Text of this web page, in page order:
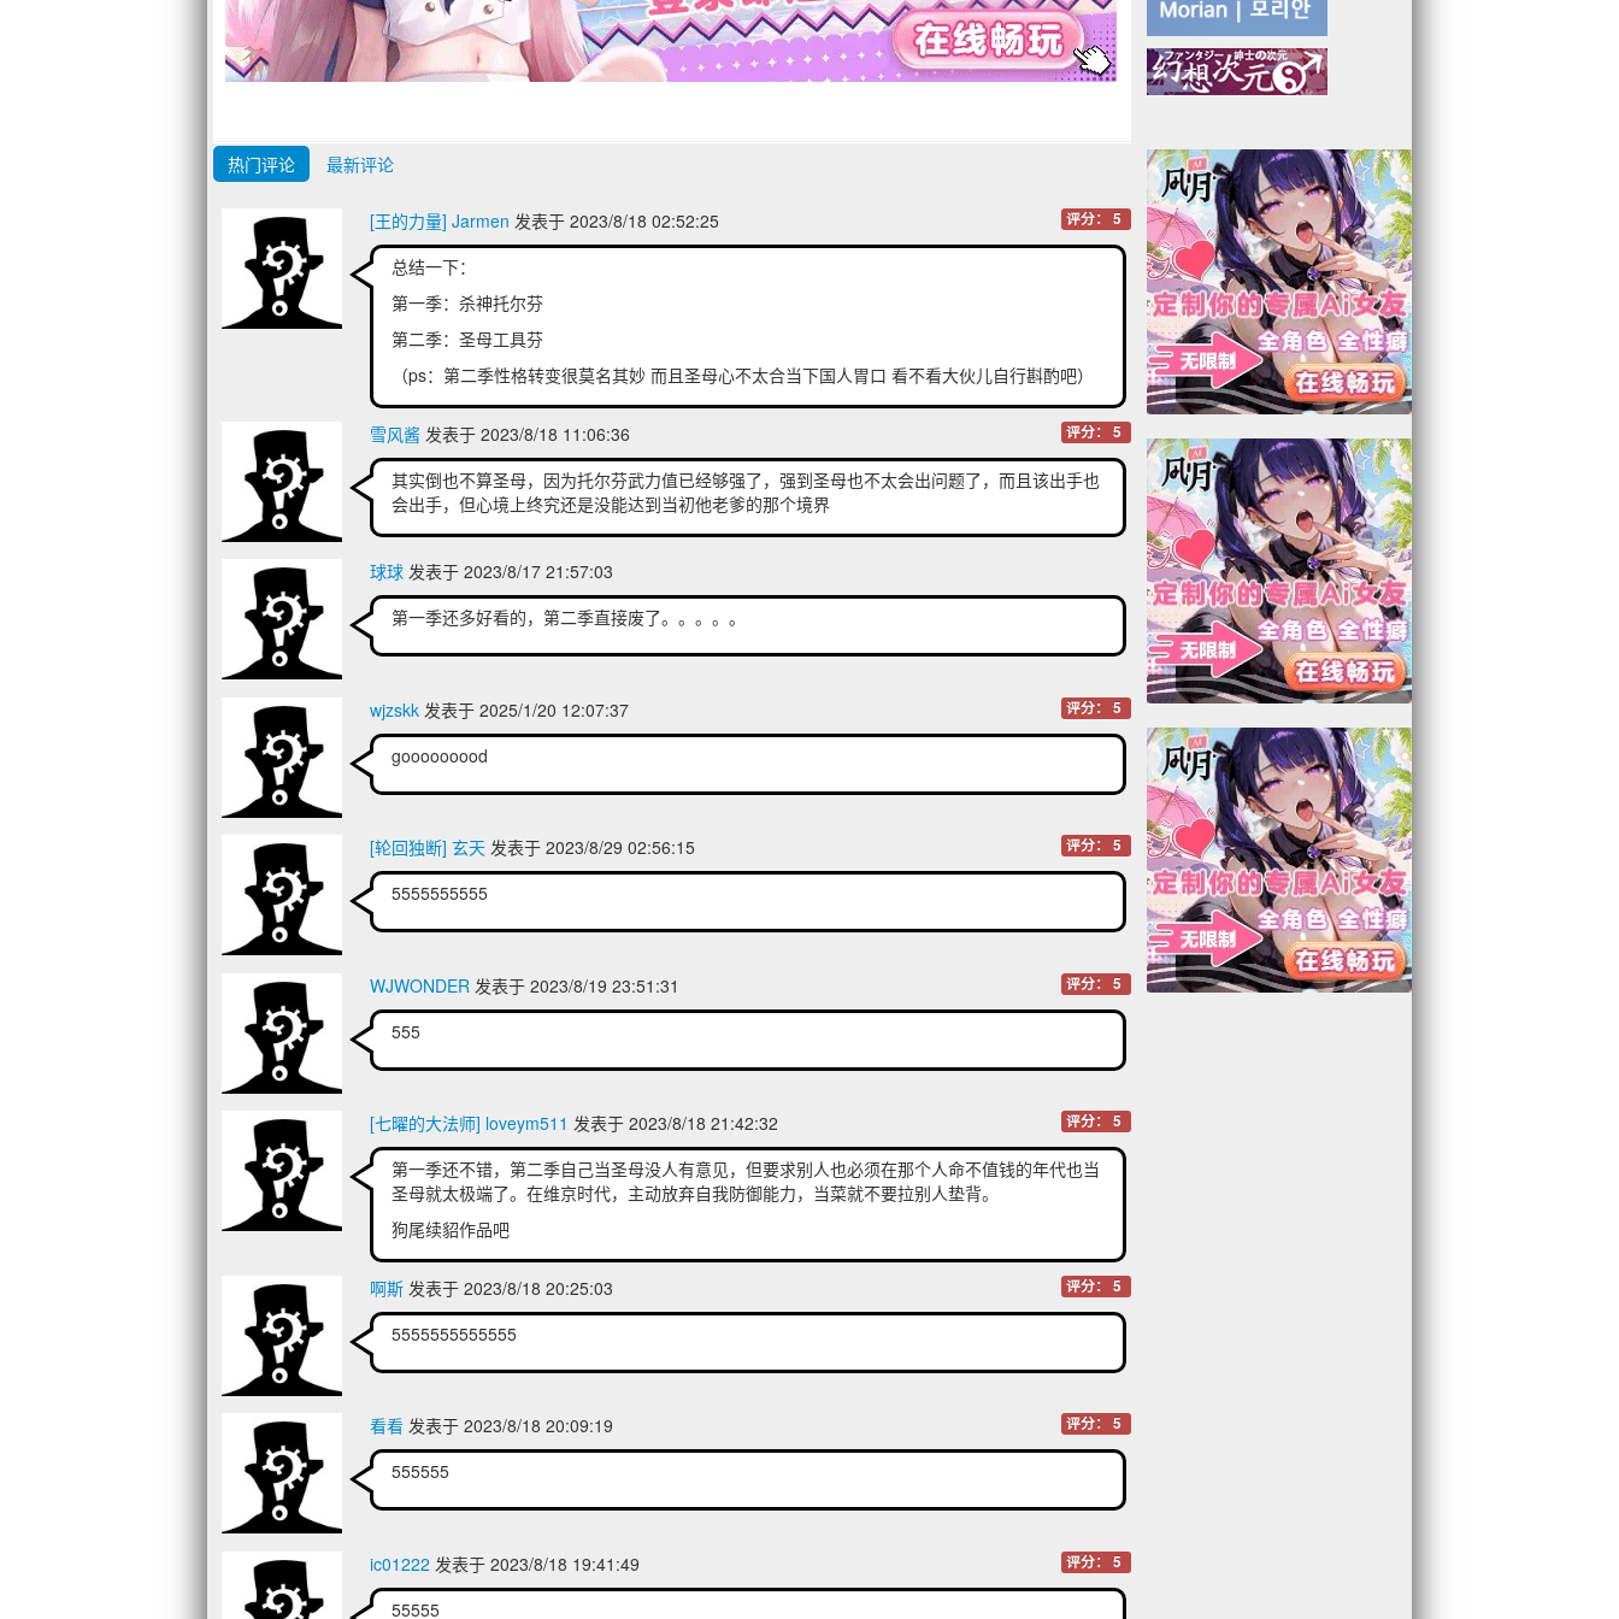
热门评论 最新评论
[王的力量] Jarmen 发表于 2023/8/18 02:52:25 评分： 5
总结一下：
第一季：杀神托尔芬
第二季：圣母工具芬
（ps：第二季性格转变很莫名其妙 而且圣母心不太合当下国人胃口 看不看大伙儿自行斟酌吧）
雪风酱发表于 2023/8/18 11:06:36 评分： 5
其实倒也不算圣母，因为托尔芬武力值已经够强了，强到圣母也不太会出问题了，而且该出手也
会出手，但心境上终究还是没能达到当初他老爹的那个境界
球球发表于 2023/8/17 21:57:03
第一季还多好看的，第二季直接废了。。。。。
wjzskk发表于 2025/1/20 12:07:37 评分： 5
gooooooood
[轮回独断] 玄天发表于 2023/8/29 02:56:15 评分： 5
5555555555
WJWONDER 发表于 2023/8/19 23:51:31 评分： 5
555
[七曜的大法师] loveym511 发表于 2023/8/18 21:42:32 评分： 5
第一季还不错，第二季自己当圣母没人有意见，但要求别人也必须在那个人命不值钱的年代也当
圣母就太极端了。在维京时代，主动放弃自我防御能力，当菜就不要拉别人垫背。
狗尾续貂作品吧
啊斯发表于 2023/8/18 20:25:03 评分： 5
5555555555555
看看发表于 2023/8/18 20:09:19 评分： 5
555555
ic01222 发表于 2023/8/18 19:41:49 评分： 5
55555